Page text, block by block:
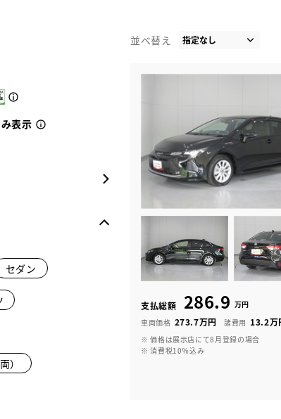
表示
セダン
）
並べ替え
支払総額 286.9 万円
車両価格 273.7万円 諸費用 13.2万
※ 価格は展示店にて8月登録の場合
※ 消費税10％込み